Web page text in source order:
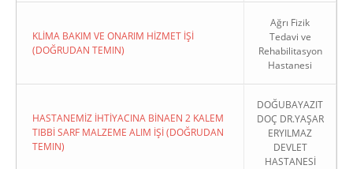
KLİMA BAKIM VE ONARIM HİZMET İŞİ
(DOĞRUDAN TEMIN)
Ağrı Fizik
Tedavi ve
Rehabilitasyon
Hastanesi
HASTANEMİZ İHTİYACINA BİNAEN 2 KALEM
TIBBİ SARF MALZEME ALIM İŞİ (DOĞRUDAN
TEMIN)
DOĞUBAYAZIT
DOÇ DR.YAŞAR
ERYILMAZ
DEVLET
HASTANESİ